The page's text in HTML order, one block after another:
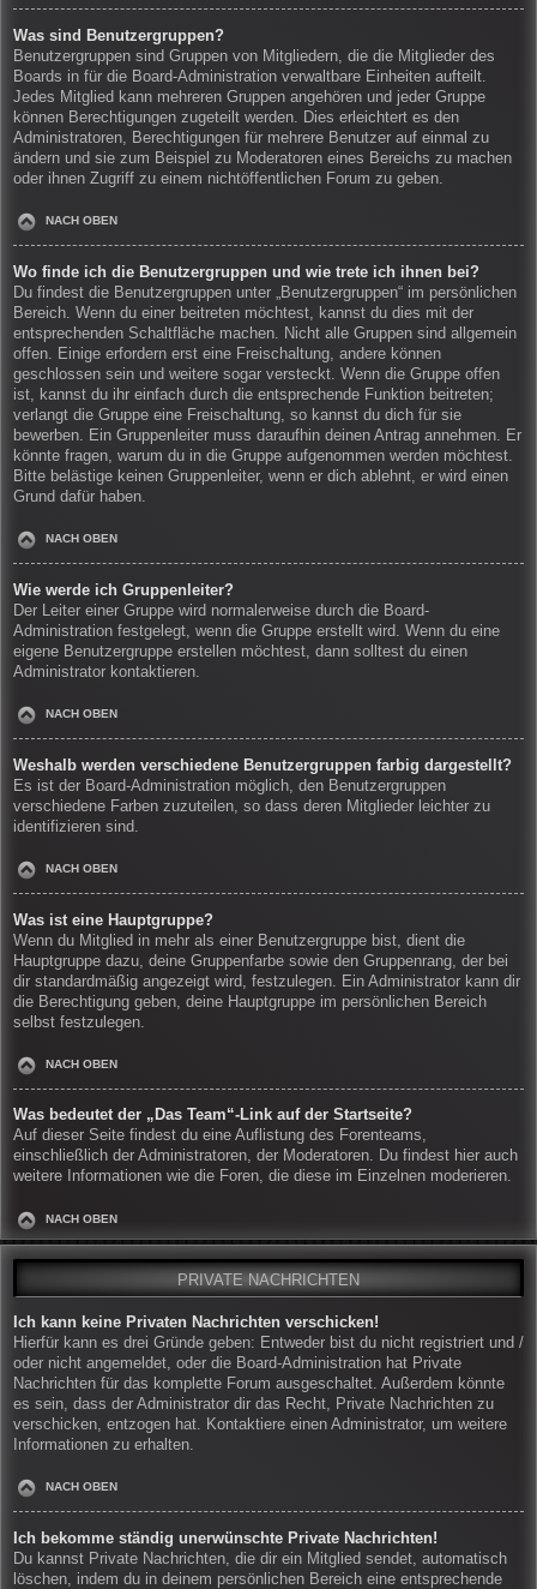
Was sind Benutzergruppen?
Benutzergruppen sind Gruppen von Mitgliedern, die die Mitglieder des
Boards in für die Board-Administration verwaltbare Einheiten aufteilt.
Jedes Mitglied kann mehreren Gruppen angehören und jeder Gruppe
können Berechtigungen zugeteilt werden. Dies erleichtert es den
Administratoren, Berechtigungen für mehrere Benutzer auf einmal zu
ändern und sie zum Beispiel zu Moderatoren eines Bereichs zu machen
oder ihnen Zugriff zu einem nichtöffentlichen Forum zu geben.
NACH OBEN
Wo finde ich die Benutzergruppen und wie trete ich ihnen bei?
Du findest die Benutzergruppen unter „Benutzergruppen“ im persönlichen
Bereich. Wenn du einer beitreten möchtest, kannst du dies mit der
entsprechenden Schaltfläche machen. Nicht alle Gruppen sind allgemein
offen. Einige erfordern erst eine Freischaltung, andere können
geschlossen sein und weitere sogar versteckt. Wenn die Gruppe offen
ist, kannst du ihr einfach durch die entsprechende Funktion beitreten;
verlangt die Gruppe eine Freischaltung, so kannst du dich für sie
bewerben. Ein Gruppenleiter muss daraufhin deinen Antrag annehmen. Er
könnte fragen, warum du in die Gruppe aufgenommen werden möchtest.
Bitte belästige keinen Gruppenleiter, wenn er dich ablehnt, er wird einen
Grund dafür haben.
NACH OBEN
Wie werde ich Gruppenleiter?
Der Leiter einer Gruppe wird normalerweise durch die Board-
Administration festgelegt, wenn die Gruppe erstellt wird. Wenn du eine
eigene Benutzergruppe erstellen möchtest, dann solltest du einen
Administrator kontaktieren.
NACH OBEN
Weshalb werden verschiedene Benutzergruppen farbig dargestellt?
Es ist der Board-Administration möglich, den Benutzergruppen
verschiedene Farben zuzuteilen, so dass deren Mitglieder leichter zu
identifizieren sind.
NACH OBEN
Was ist eine Hauptgruppe?
Wenn du Mitglied in mehr als einer Benutzergruppe bist, dient die
Hauptgruppe dazu, deine Gruppenfarbe sowie den Gruppenrang, der bei
dir standardmäßig angezeigt wird, festzulegen. Ein Administrator kann dir
die Berechtigung geben, deine Hauptgruppe im persönlichen Bereich
selbst festzulegen.
NACH OBEN
Was bedeutet der „Das Team“-Link auf der Startseite?
Auf dieser Seite findest du eine Auflistung des Forenteams,
einschließlich der Administratoren, der Moderatoren. Du findest hier auch
weitere Informationen wie die Foren, die diese im Einzelnen moderieren.
NACH OBEN
PRIVATE NACHRICHTEN
Ich kann keine Privaten Nachrichten verschicken!
Hierfür kann es drei Gründe geben: Entweder bist du nicht registriert und /
oder nicht angemeldet, oder die Board-Administration hat Private
Nachrichten für das komplette Forum ausgeschaltet. Außerdem könnte
es sein, dass der Administrator dir das Recht, Private Nachrichten zu
verschicken, entzogen hat. Kontaktiere einen Administrator, um weitere
Informationen zu erhalten.
NACH OBEN
Ich bekomme ständig unerwünschte Private Nachrichten!
Du kannst Private Nachrichten, die dir ein Mitglied sendet, automatisch
löschen, indem du in deinem persönlichen Bereich eine entsprechende